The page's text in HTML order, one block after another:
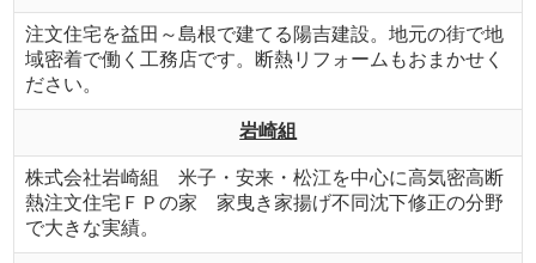
注文住宅を益田～島根で建てる陽吉建設。地元の街で地
域密着で働く工務店です。断熱リフォームもおまかせく
ださい。
岩崎組
株式会社岩崎組 米子・安来・松江を中心に高気密高断
熱注文住宅ＦＰの家 家曳き家揚げ不同沈下修正の分野
で大きな実績。